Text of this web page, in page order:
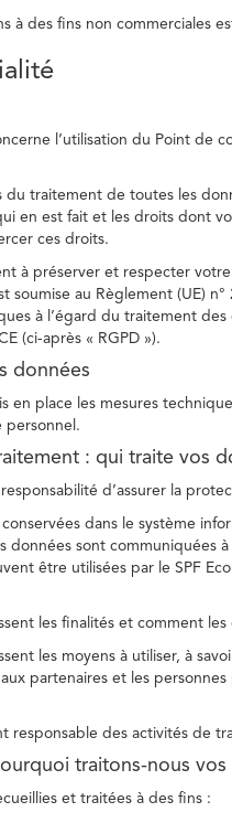
à des fins non commerciales
l’utilisation du Point de
traitement de toutes les
en est fait et les droits dont
ces droits.
à préserver et respecter
soumise au Règlement (UE)
à l’égard du traitement
(ci-après « RGPD »).
données
en place les mesures
personnel.
: qui traite vos
d’assurer la
dans le système
sont communiquées
être utilisées par le SPF
les finalités et comment
les moyens à utiliser, à
partenaires et les
responsable des activités de
traitons-nous vos
et traitées à des fins :